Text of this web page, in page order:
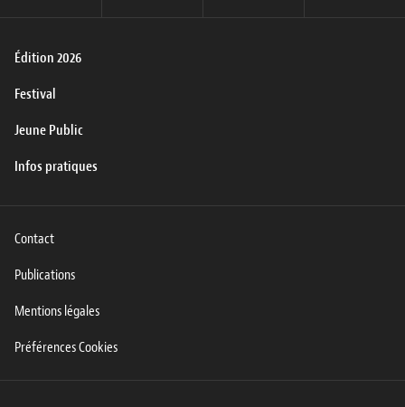
Édition 2026
Festival
Jeune Public
Infos pratiques
Contact
Publications
Mentions légales
Préférences Cookies